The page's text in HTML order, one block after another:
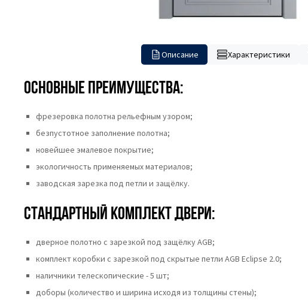
Описание Характеристики
Основные преимущества:
фрезеровка полотна рельефным узором;
безпустотное заполнение полотна;
новейшее эмалевое покрытие;
экологичность применяемых материалов;
заводская зарезка под петли и защёлку.
Стандартный комплект двери:
дверное полотно с зарезкой под защёлку AGB;
комплект коробки с зарезкой под скрытые петли AGB Eclipse 2.0;
наличники телескопические - 5 шт;
доборы (количество и ширина исходя из толщины стены);